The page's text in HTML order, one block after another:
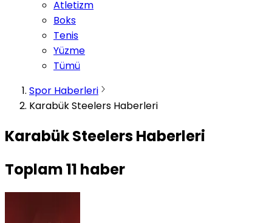
Atletizm
Boks
Tenis
Yüzme
Tümü
Spor Haberleri
Karabük Steelers Haberleri
Karabük Steelers Haberleri
Toplam11 haber